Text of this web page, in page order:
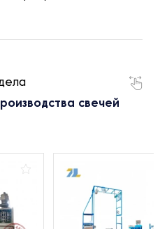
свечей